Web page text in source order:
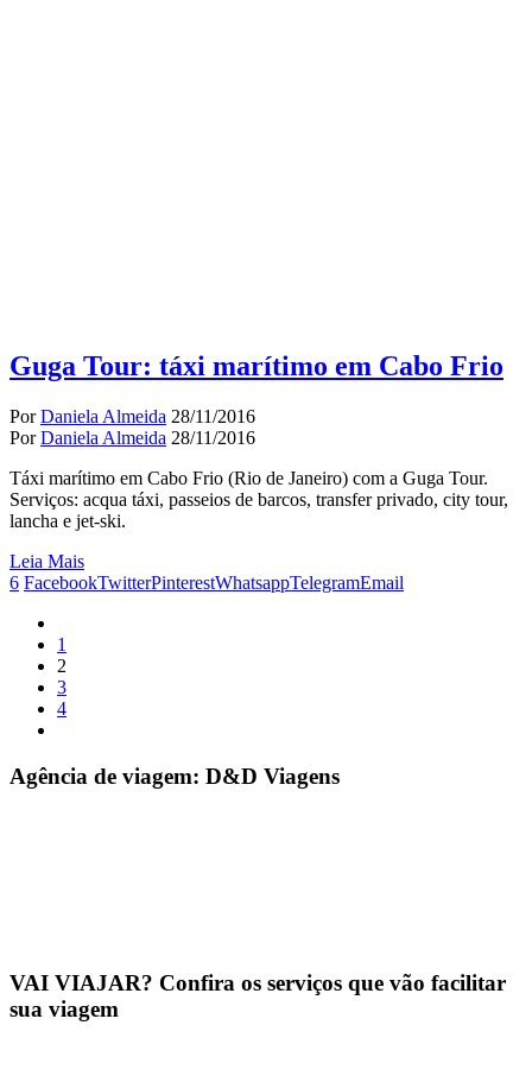
Guga Tour: táxi marítimo em Cabo Frio
PorDaniela Almeida 28/11/2016
PorDaniela Almeida 28/11/2016
Táxi marítimo em Cabo Frio (Rio de Janeiro) com a Guga Tour.
Serviços: acqua táxi, passeios de barcos, transfer privado, city tour,
lancha e jet-ski.
Leia Mais
6 FacebookTwitterPinterestWhatsappTelegramEmail
1
2
3
4
Agência de viagem: D&D Viagens
VAI VIAJAR? Confira os serviços que vão facilitar
sua viagem